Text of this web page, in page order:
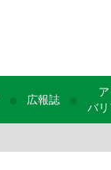
広報誌
バ